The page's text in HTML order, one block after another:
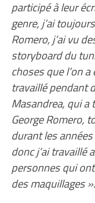
participé à leur
genre, j’ai
Romero, j’ai vu
storyboard du
choses que l’on
travaillé pendant
Masandrea, qui a
George Romero,
durant les
donc j’ai travaillé
personnes qui
des maquillages ».